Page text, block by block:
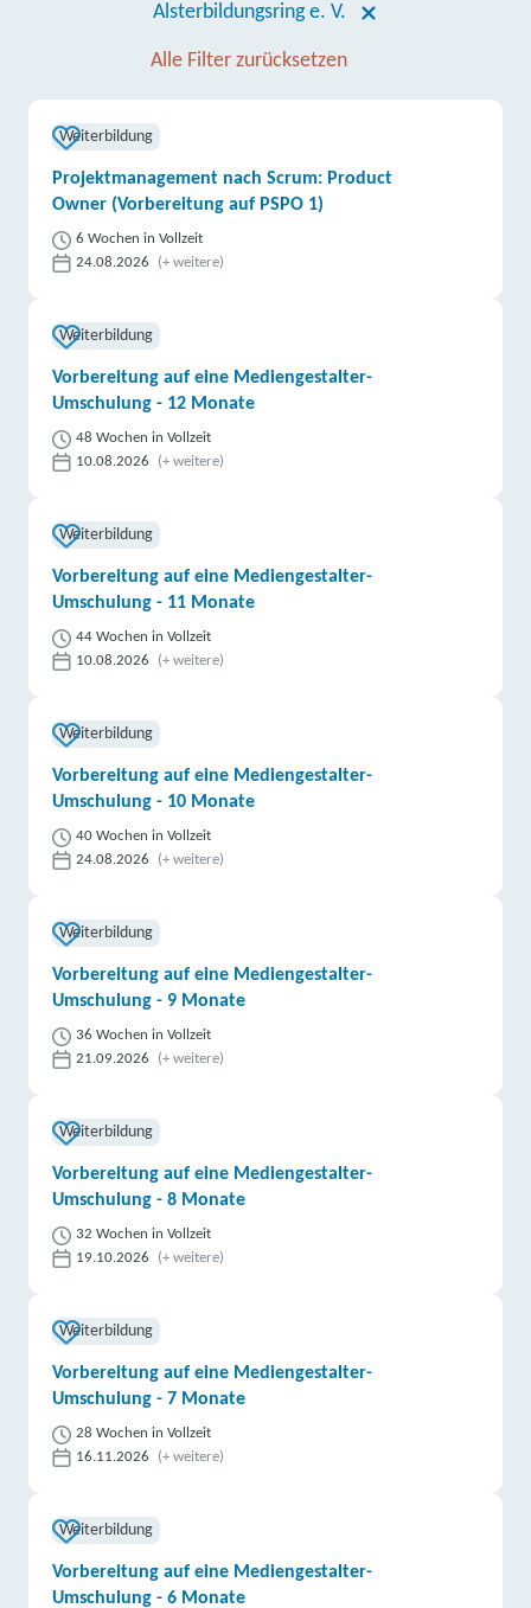
Alsterbildungsring e. V.
Alle Filter zurücksetzen
Weiterbildung
Projektmanagement nach Scrum: Product
Owner (Vorbereitung auf PSPO 1)
6 Wochen in Vollzeit
24.08.2026
(+ weitere)
Weiterbildung
Vorbereitung auf eine Mediengestalter-
Umschulung - 12 Monate
48 Wochen in Vollzeit
10.08.2026
(+ weitere)
Weiterbildung
Vorbereitung auf eine Mediengestalter-
Umschulung - 11 Monate
44 Wochen in Vollzeit
10.08.2026
(+ weitere)
Weiterbildung
Vorbereitung auf eine Mediengestalter-
Umschulung - 10 Monate
40 Wochen in Vollzeit
24.08.2026
(+ weitere)
Weiterbildung
Vorbereitung auf eine Mediengestalter-
Umschulung - 9 Monate
36 Wochen in Vollzeit
21.09.2026
(+ weitere)
Weiterbildung
Vorbereitung auf eine Mediengestalter-
Umschulung - 8 Monate
32 Wochen in Vollzeit
19.10.2026
(+ weitere)
Weiterbildung
Vorbereitung auf eine Mediengestalter-
Umschulung - 7 Monate
28 Wochen in Vollzeit
16.11.2026
(+ weitere)
Weiterbildung
Vorbereitung auf eine Mediengestalter-
Umschulung - 6 Monate